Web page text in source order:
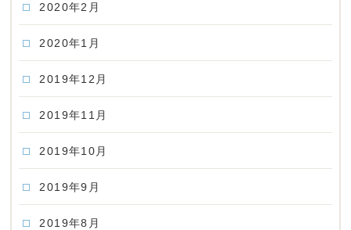
2020年2月
2020年1月
2019年12月
2019年11月
2019年10月
2019年9月
2019年8月